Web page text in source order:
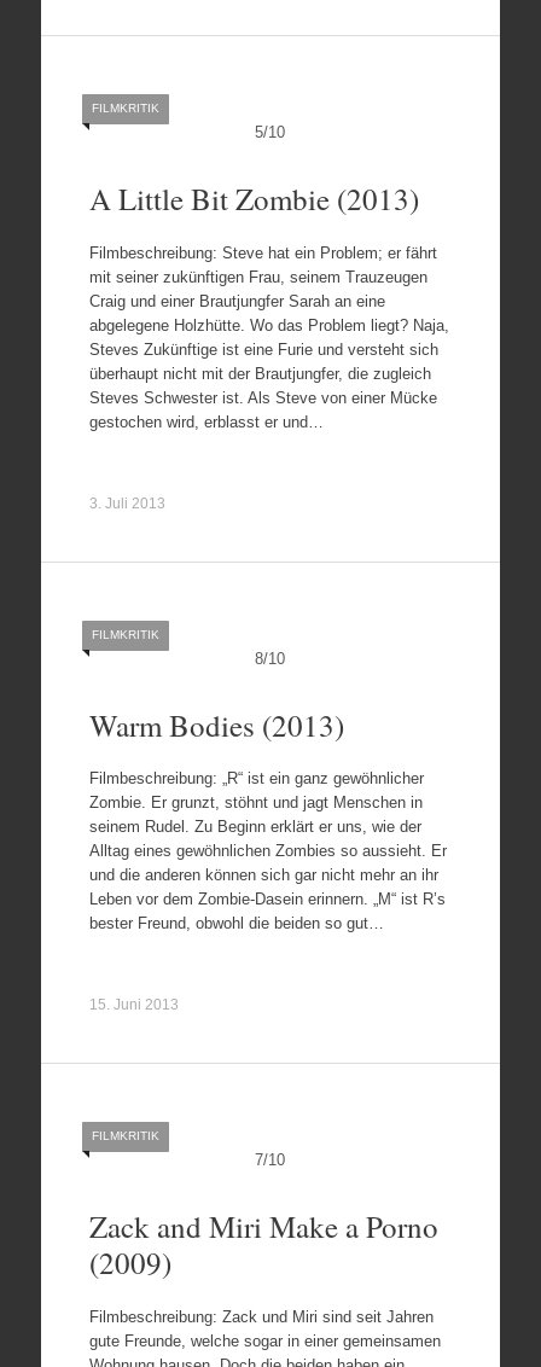
5/10
FILMKRITIK
A Little Bit Zombie (2013)
Filmbeschreibung: Steve hat ein Problem; er fährt
mit seiner zukünftigen Frau, seinem Trauzeugen
Craig und einer Brautjungfer Sarah an eine
abgelegene Holzhütte. Wo das Problem liegt? Naja,
Steves Zukünftige ist eine Furie und versteht sich
überhaupt nicht mit der Brautjungfer, die zugleich
Steves Schwester ist. Als Steve von einer Mücke
gestochen wird, erblasst er und…
3. Juli 2013
8/10
FILMKRITIK
Warm Bodies (2013)
Filmbeschreibung: „R“ ist ein ganz gewöhnlicher
Zombie. Er grunzt, stöhnt und jagt Menschen in
seinem Rudel. Zu Beginn erklärt er uns, wie der
Alltag eines gewöhnlichen Zombies so aussieht. Er
und die anderen können sich gar nicht mehr an ihr
Leben vor dem Zombie-Dasein erinnern. „M“ ist R’s
bester Freund, obwohl die beiden so gut…
15. Juni 2013
7/10
FILMKRITIK
Zack and Miri Make a Porno
(2009)
Filmbeschreibung: Zack und Miri sind seit Jahren
gute Freunde, welche sogar in einer gemeinsamen